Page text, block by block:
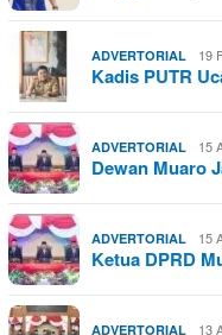
ADVERTORIAL 19
Kadis PUTR
ADVERTORIAL 15
Dewan Muaro
ADVERTORIAL 15
Ketua DPRD
ADVERTORIAL 13